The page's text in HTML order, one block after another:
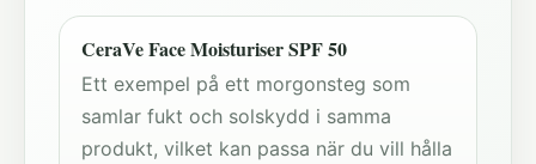
CeraVe Face Moisturiser SPF 50
Ett exempel på ett morgonsteg som
samlar fukt och solskydd i samma
produkt, vilket kan passa när du vill hålla